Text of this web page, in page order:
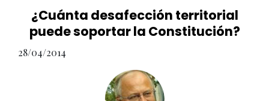
¿Cuánta desafección territorial
puede soportar la Constitución?
28/04/2014